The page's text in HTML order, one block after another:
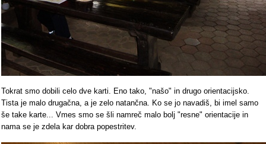
Tokrat smo dobili celo dve karti. Eno tako, "našo" in drugo orientacijsko.
Tista je malo drugačna, a je zelo natančna. Ko se jo navadiš, bi imel samo
še take karte... Vmes smo se šli namreč malo bolj "resne" orientacije in
nama se je zdela kar dobra popestritev.